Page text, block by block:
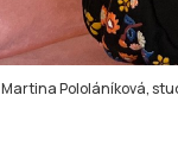
Martina Pololáníková,